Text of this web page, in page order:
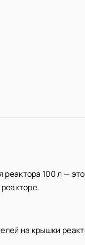
100 л —
на крышки